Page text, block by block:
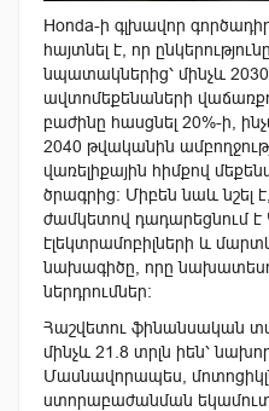
Honda-ի գլխավոր
հայտնել է, որ
նպատակներից՝ մինչև
ավտոմեքենաների
բաժինը հասցնել 20%-ի,
2040 թվականին
վառելիքային հիմքով
ծրագրից։ Միբեն նաև նշել
ժամկետով դադարեցնում է
էլեկտրամոբիլների և
նախագիծը, որը
ներդրումներ։
Հաշվետու ֆինանսական
մինչև 21.8 տրլն իեն՝
Մասնավորապես,
ստորաբաժանման